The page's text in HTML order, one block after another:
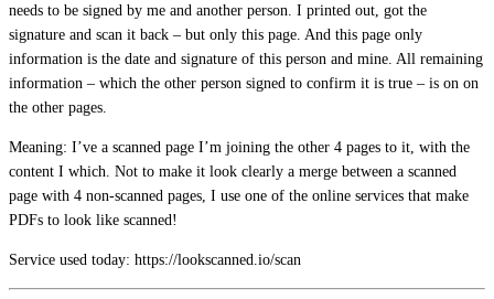
needs to be signed by me and another person. I printed out, got the
signature and scan it back – but only this page. And this page only
information is the date and signature of this person and mine. All remaining
information – which the other person signed to confirm it is true – is on on
the other pages.
Meaning: I’ve a scanned page I’m joining the other 4 pages to it, with the
content I which. Not to make it look clearly a merge between a scanned
page with 4 non-scanned pages, I use one of the online services that make
PDFs to look like scanned!
Service used today: https://lookscanned.io/scan